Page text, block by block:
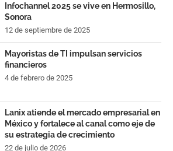
Infochannel 2025 se vive en Hermosillo,
Sonora
12 de septiembre de 2025
Mayoristas de TI impulsan servicios
financieros
4 de febrero de 2025
Lanix atiende el mercado empresarial en
México y fortalece al canal como eje de
su estrategia de crecimiento
22 de julio de 2026